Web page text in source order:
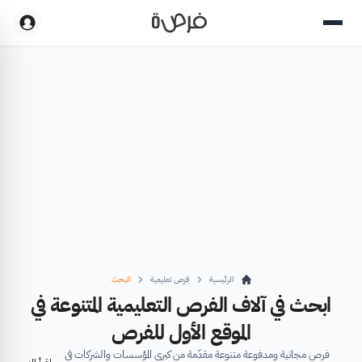
الرئيسية فرص تعليمية البحث
ابحث في آلاف الفرص التعليمية المتنوعة في
الموقع الأول للفرص
فرص مجانية ومدفوعة متنوعة مقدّمة من كبرى المؤسسات والشركات في